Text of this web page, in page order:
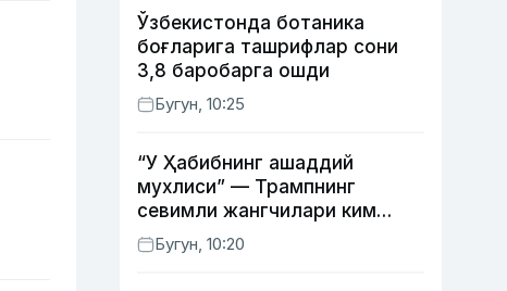
Ўзбекистонда ботаника
боғларига ташрифлар сони
3,8 баробарга ошди
Бугун, 10:25
“У Ҳабибнинг ашаддий
мухлиси” — Трампнинг
севимли жангчилари ким
экани айтилди
Бугун, 10:20